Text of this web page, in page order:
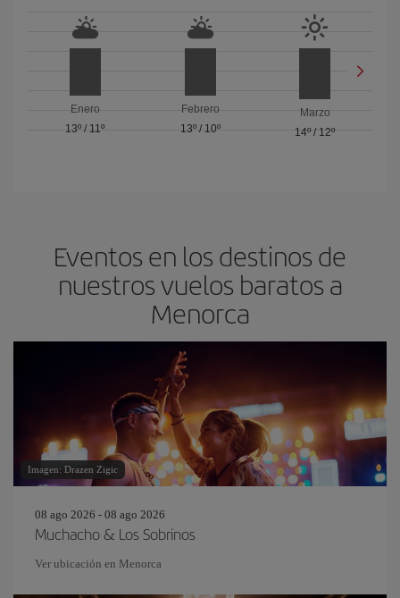
Enero
13º / 11º
Febrero
13º/ 10º
Marzo
14º/ 12º
Eventos en los destinos de
nuestros vuelos baratos a
Menorca
Imagen: Drazen Zigic
08 ago 2026 - 08 ago 2026
Muchacho & Los Sobrinos
Ver ubicación en Menorca